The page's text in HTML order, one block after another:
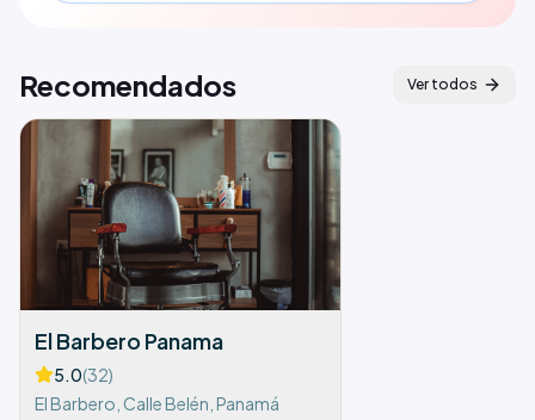
Recomendados Ver todos
El Barbero Panama
5.0(32)
El Barbero, Calle Belén, Panamá